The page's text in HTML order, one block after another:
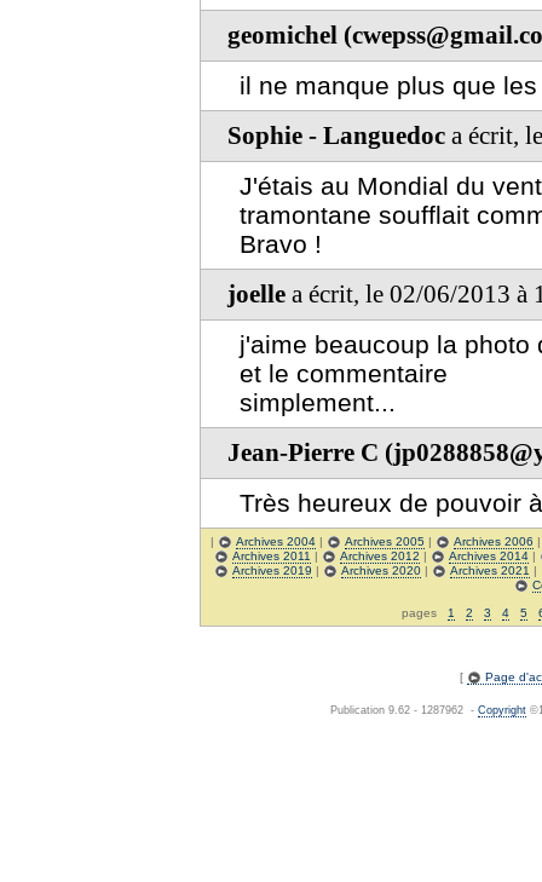
geomichel
il ne manque plus que
Sophie - Languedoc a écrit,
J'étais au Mondial du
tramontane soufflait
Bravo !
joelle a écrit, le 02/06/2013 à
j'aime beaucoup la photo
et le commentaire
simplement...
Jean-Pierre C
Très heureux de pouvoir
| Archives 2004| Archives 2005| Archives 2006
Archives 2011 | Archives 2012 | Archives 2014 |
Archives 2019 | Archives 2020| Archives 2021 |
pages 1 2 3 4 5
[ Page
Publication 9.62 - 1287962 - Copyright